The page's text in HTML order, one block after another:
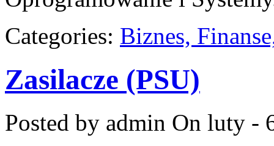
Categories: Biznes,
Zasilacze (PSU)
Posted by admin On luty -